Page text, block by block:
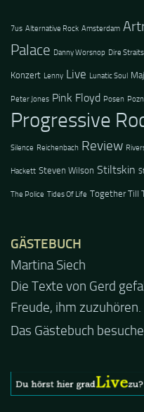
7us Alternative Rock Amsterdam
Palace Danny Worsnop Dire Straits
Konzert Lenny Live Lunatic Soul
Peter Jones Pink Floyd Posen
Progressive
Silence Reichenbach Review
Hackett Steven Wilson Stiltskin
The Police Tides Of Life Together Till
GÄSTEBUCH
Jacel
Guten Abend und auch
Dank für die tolle
Stream ist eine schöne